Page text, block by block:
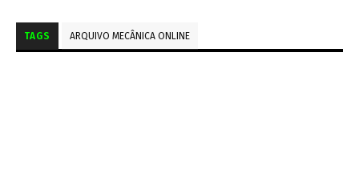
TAGS ARQUIVO MECÂNICA ONLINE